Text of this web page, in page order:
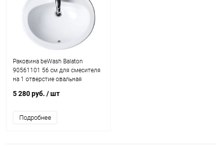
Раковина beWash Balaton
90561101 56 см для смесителя
на 1 отверстие овальная
5 280 руб. / шт
Подробнее